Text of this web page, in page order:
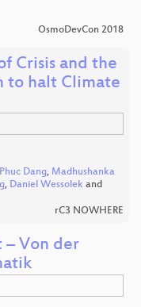
OsmoDevCon 2018
Crisis and the
to halt Climate
Dang, Madhushanka
, Daniel Wessolek and
rC3 NOWHERE
– Von der